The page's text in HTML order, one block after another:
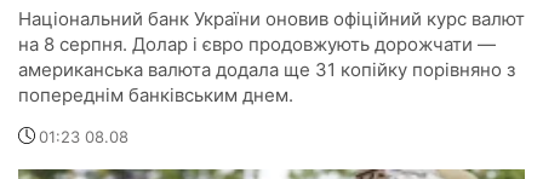
Національний банк України оновив офіційний курс валют
на 8 серпня. Долар і євро продовжують дорожчати —
американська валюта додала ще 31 копійку порівняно з
попереднім банківським днем.
01:23 08.08